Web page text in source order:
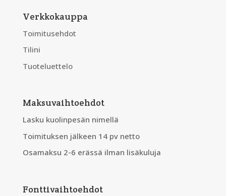
Verkkokauppa
Toimitusehdot
Tilini
Tuoteluettelo
Maksuvaihtoehdot
Lasku kuolinpesän nimellä
Toimituksen jälkeen 14 pv netto
Osamaksu 2-6 erässä ilman lisäkuluja
Fonttivaihtoehdot